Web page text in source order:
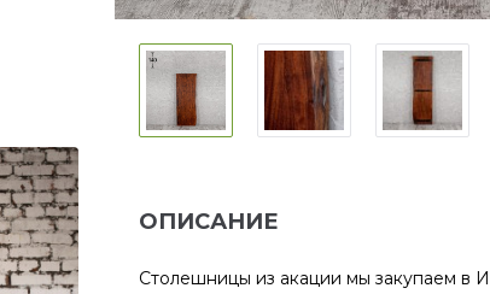
ОПИСАНИЕ
Столешницы из акации мы закупаем в